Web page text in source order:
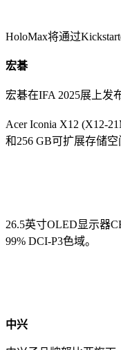
HoloMax将通过
宏碁
宏碁在IFA 2025展上发
Acer Iconia X12 (X12-
和256 GB可扩展存储
26.5英寸OLED显示器
99% DCI-P3色域。
中兴